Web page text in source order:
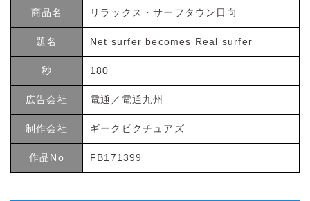
商品名 リラックス・サーフタウン日向
題名 Net surfer becomes Real surfer
秒 180
広告会社 電通／電通九州
制作会社 ギークピクチュアズ
作品No FB171399